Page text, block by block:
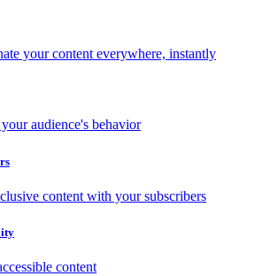
your content everywhere, instantly
audience's behavior
content with your subscribers
content